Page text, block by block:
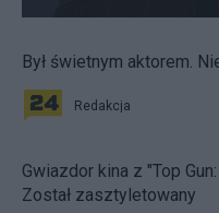
Był świetnym aktorem.
Redakcja
Gwiazdor kina z "Top
Został zasztyletowany